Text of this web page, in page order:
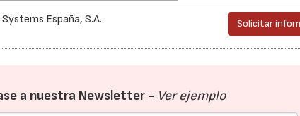
España, S.A. Solicitar
a nuestra Newsletter - Ver ejemplo